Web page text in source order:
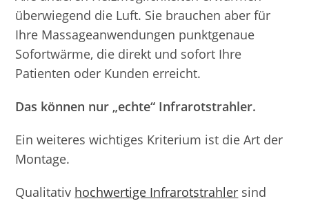
überwiegend die Luft. Sie brauchen aber für
Ihre Massageanwendungen punktgenaue
Sofortwärme, die direkt und sofort Ihre
Patienten oder Kunden erreicht.
Das können nur „echte“ Infrarotstrahler.
Ein weiteres wichtiges Kriterium ist die Art der
Montage.
Qualitativ hochwertige Infrarotstrahler sind